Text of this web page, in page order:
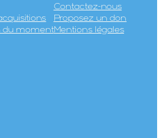
du moment
Contactez-nous
Proposez un don
Mentions légales